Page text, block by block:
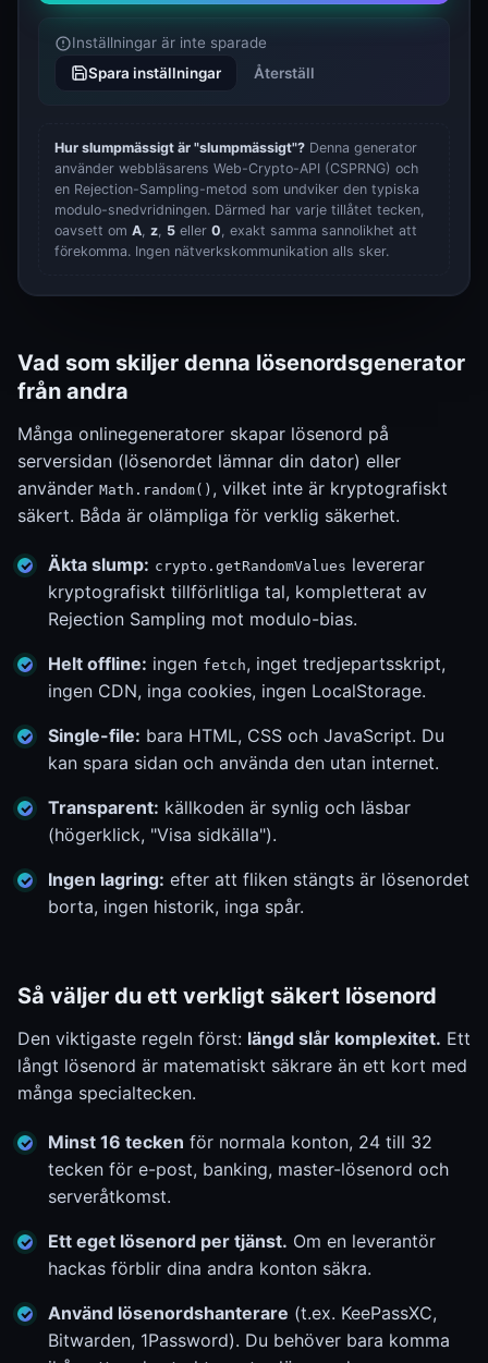
Inställningar är inte sparade
Spara inställningar
Återställ
Hur slumpmässigt är "slumpmässigt"? Denna generator
använder webbläsarens Web-Crypto-API (CSPRNG) och
en Rejection-Sampling-metod som undviker den typiska
modulo-snedvridningen. Därmed har varje tillåtet tecken,
oavsett om A, z, 5 eller 0, exakt samma sannolikhet att
förekomma. Ingen nätverkskommunikation alls sker.
Vad som skiljer denna lösenordsgenerator
från andra
Många onlinegeneratorer skapar lösenord på
serversidan (lösenordet lämnar din dator) eller
använder Math.random() , vilket inte är kryptografiskt
säkert. Båda är olämpliga för verklig säkerhet.
Äkta slump: crypto.getRandomValues levererar
kryptografiskt tillförlitliga tal, kompletterat av
Rejection Sampling mot modulo-bias.
Helt offline: ingen fetch, inget tredjepartsskript,
ingen CDN, inga cookies, ingen LocalStorage.
Single-file: bara HTML, CSS och JavaScript. Du
kan spara sidan och använda den utan internet.
Transparent: källkoden är synlig och läsbar
(högerklick, "Visa sidkälla").
Ingen lagring: efter att fliken stängts är lösenordet
borta, ingen historik, inga spår.
Så väljer du ett verkligt säkert lösenord
Den viktigaste regeln först: längd slår komplexitet. Ett
långt lösenord är matematiskt säkrare än ett kort med
många specialtecken.
Minst 16 tecken för normala konton, 24 till 32
tecken för e-post, banking, master-lösenord och
serveråtkomst.
Ett eget lösenord per tjänst. Om en leverantör
hackas förblir dina andra konton säkra.
Använd lösenordshanterare (t.ex. KeePassXC,
Bitwarden, 1Password). Du behöver bara komma